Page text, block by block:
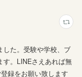
した。受験や学校、ブ
す。LINEさえあれば無
録をお願い致します